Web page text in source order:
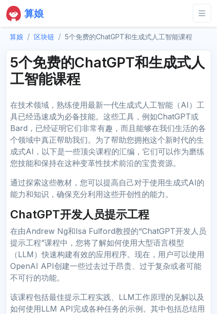
算娘
算娘 区块链 5个免费的ChatGPT和生成式人工智能课程
5个免费的ChatGPT和生成式人
工智能课程
在技术领域，熟练使用最新一代生成式人工智能（AI）工
具已经迅速成为必备技能。这些工具，例如ChatGPT或
Bard，已经证明它们非常有趣，而且能够在我们生活的各
个领域中真正帮助我们。为了帮助您拥抱这个新时代的生
成式AI，以下是一些顶尖课程的汇编，它们可以作为磨练
您技能和保持在这种变革性技术前沿的宝贵资源。
通过探索这些教材，您可以提高自己对于使用生成式AI的
能力和知识，确保充分利用这些开创性的能力。
ChatGPT开发人员提示工程
在由Andrew Ng和Isa Fulford教授的“ChatGPT开发人员
提示工程”课程中，您将了解如何使用大型语言模型
（LLM）快速构建有效的应用程序。现在，用户可以使用
OpenAI API创建一些过去过于昂贵、过于复杂或者可能
不可行的功能。
该课程包括最佳提示工程实践、LLM工作原理的见解以及
如何使用LLM API完成各种任务的示例。其中包括总结用